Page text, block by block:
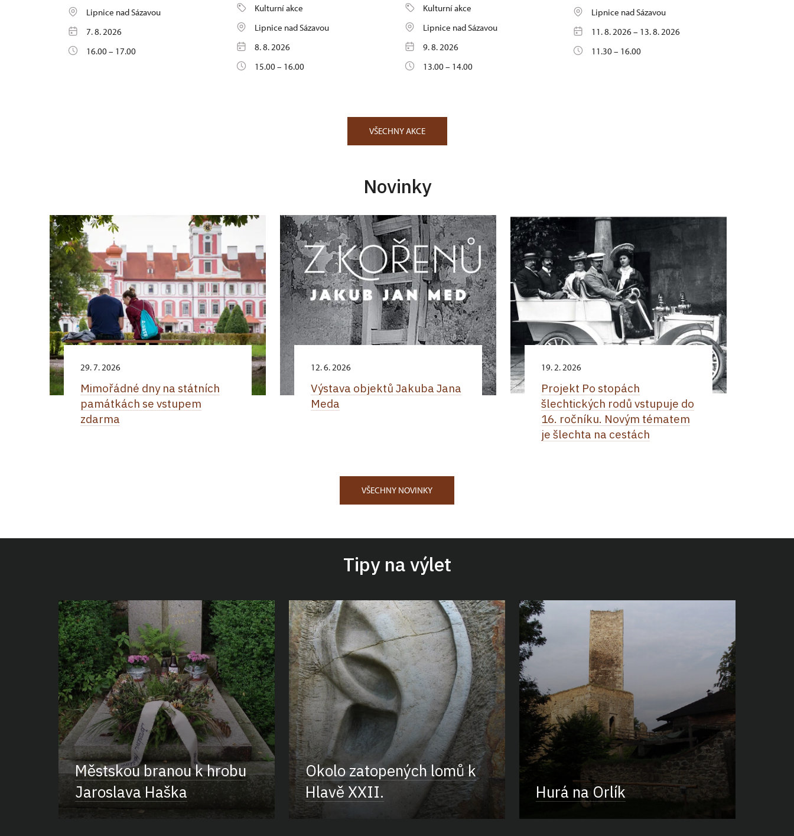
Lipnice nad Sázavou
7. 8. 2026
16.00 – 17.00
Kulturní akce
Lipnice nad Sázavou
8. 8. 2026
15.00 – 16.00
Kulturní akce
Lipnice nad Sázavou
9. 8. 2026
13.00 – 14.00
Lipnice nad Sázavou
11. 8. 2026 – 13. 8. 2026
11.30 – 16.00
VŠECHNY AKCE
Novinky
29. 7. 2026
Mimořádné dny na státních
památkách se vstupem
zdarma
12. 6. 2026
Výstava objektů Jakuba Jana
Meda
19. 2. 2026
Projekt Po stopách
šlechtických rodů vstupuje do
16. ročníku. Novým tématem
je šlechta na cestách
VŠECHNY NOVINKY
Tipy na výlet
Městskou branou k hrobu
Jaroslava Haška
Okolo zatopených lomů k
Hlavě XXII.
Hurá na Orlík